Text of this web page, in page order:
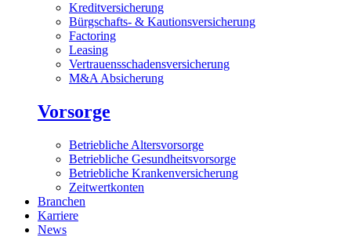
Kreditversicherung
Bürgschafts- & Kautionsversicherung
Factoring
Leasing
Vertrauensschadensversicherung
M&A Absicherung
Vorsorge
Betriebliche Altersvorsorge
Betriebliche Gesundheitsvorsorge
Betriebliche Krankenversicherung
Zeitwertkonten
Branchen
Karriere
News